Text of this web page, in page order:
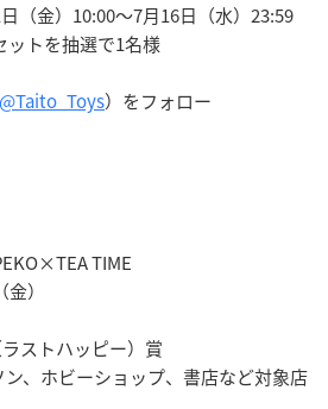
（金）10:00～7月16日（水）23:59
ットを抽選で1名様
@Taito_Toys）をフォロー
TIME
）
ストハッピー）賞
、ホビーショップ、書店など対象店